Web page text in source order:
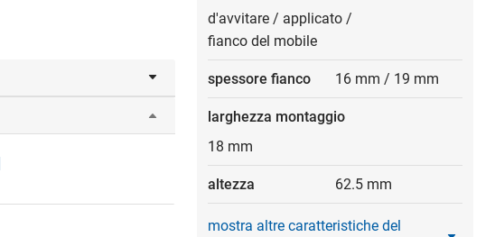
d'avvitare / applicato /
fianco del mobile
spessore fianco 16 mm / 19 mm
larghezza montaggio
18 mm
altezza 62.5 mm
mostra altre caratteristiche del